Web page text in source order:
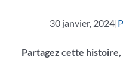
30 janvier, 2024|
Partagez cette